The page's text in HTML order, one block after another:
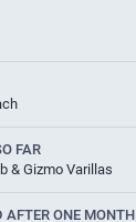
FAR
& Gizmo Varillas
AFTER ONE MONTH